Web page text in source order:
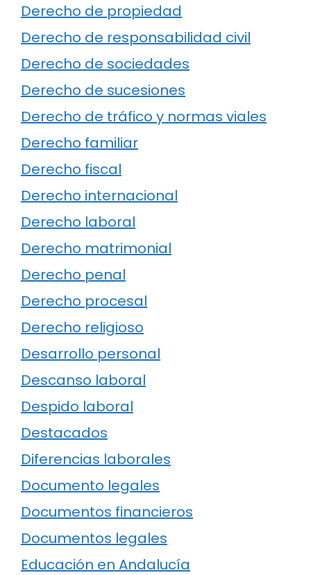
Derecho de propiedad
Derecho de responsabilidad civil
Derecho de sociedades
Derecho de sucesiones
Derecho de tráfico y normas viales
Derecho familiar
Derecho fiscal
Derecho internacional
Derecho laboral
Derecho matrimonial
Derecho penal
Derecho procesal
Derecho religioso
Desarrollo personal
Descanso laboral
Despido laboral
Destacados
Diferencias laborales
Documento legales
Documentos financieros
Documentos legales
Educación en Andalucía